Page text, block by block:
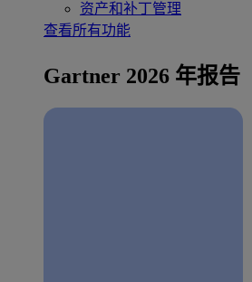
资产和补丁管理
查看所有功能
Gartner 2026 年报告